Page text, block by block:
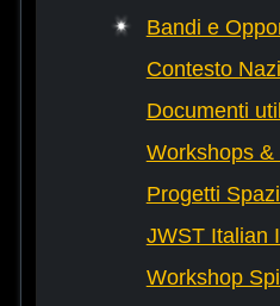
Bandi e
Contesto
Documenti
Workshops &
Progetti
JWST Italian
Workshop